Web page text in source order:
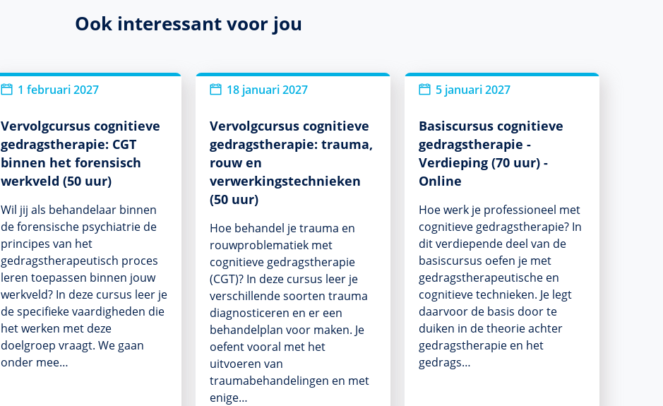
Ook interessant voor jou
1 februari 2027
Vervolgcursus cognitieve
gedragstherapie: CGT
binnen het forensisch
werkveld (50 uur)
Wil jij als behandelaar binnen
de forensische psychiatrie de
principes van het
gedragstherapeutisch proces
leren toepassen binnen jouw
werkveld? In deze cursus leer je
de specifieke vaardigheden die
het werken met deze
doelgroep vraagt. We gaan
onder mee…
18 januari 2027
Vervolgcursus cognitieve
gedragstherapie: trauma,
rouw en
verwerkingstechnieken
(50 uur)
Hoe behandel je trauma en
rouwproblematiek met
cognitieve gedragstherapie
(CGT)? In deze cursus leer je
verschillende soorten trauma
diagnosticeren en er een
behandelplan voor maken. Je
oefent vooral met het
uitvoeren van
traumabehandelingen en met
enige…
5 januari 2027
Basiscursus cognitieve
gedragstherapie -
Verdieping (70 uur) -
Online
Hoe werk je professioneel met
cognitieve gedragstherapie? In
dit verdiepende deel van de
basiscursus oefen je met
gedragstherapeutische en
cognitieve technieken. Je legt
daarvoor de basis door te
duiken in de theorie achter
gedragstherapie en het
gedrags…